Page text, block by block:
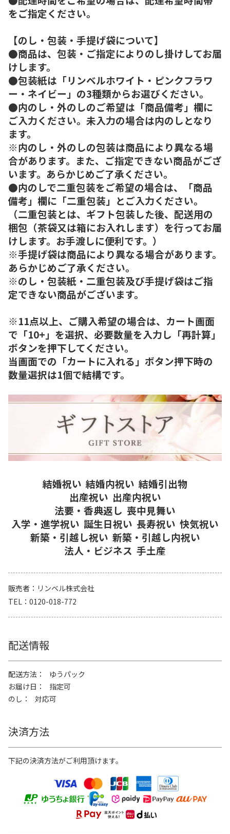
をご指定ください。
【のし・包装・手提げ袋について】
●商品は、包装・ご指定によりのし掛けしてお届
けします。
●包装紙は「リンベルホワイト・ピンクフラワ
ー・ネイビー」の3種類からお選びください。
●内のし・外のしのご希望は「商品備考」欄に
ご入力ください。未入力の場合は内のしとなり
ます。
※内のし・外のしの包装は商品により異なる場
合があります。また、ご指定できない商品がござ
います。あらかじめご了承ください。
●内のしで二重包装をご希望の場合は、「商品
備考」欄に「二重包装」とご入力ください。
（二重包装とは、ギフト包装した後、配送用の
梱包（茶袋又は箱にお入れします）を行ってお届
けします。お手渡しに便利です。）
※手提げ袋は商品により異なる場合があります。
あらかじめご了承ください。
※のし・包装紙・二重包装及び手提げ袋はご指
定できない商品がございます。
※11点以上、ご購入希望の場合は、カート画面
で「10+」を選択、必要数量を入力し「再計算」
ボタンを押下してください。
当画面での「カートに入れる」ボタン押下時の
数量選択は1個で結構です。
結婚祝い 結婚内祝い 結婚引出物
出産祝い 出産内祝い
法要・香典返し 喪中見舞い
入学・進学祝い 誕生日祝い 長寿祝い 快気祝い
新築・引越し祝い 新築・引越し内祝い
法人・ビジネス 手土産
販売者
リンベル株式会社
TEL
0120-018-772
配送情報
配送方法
ゆうパック
お届け日
指定可
のし
対応可
決済方法
下記の決済方法がご利用頂けます。